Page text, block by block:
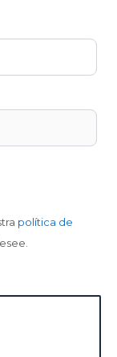
política de